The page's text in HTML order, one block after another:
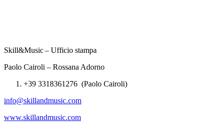
Skill&Music – Ufficio stampa
Paolo Cairoli – Rossana Adorno
+39 3318361276 (Paolo Cairoli)
info@skillandmusic.com
www.skillandmusic.com